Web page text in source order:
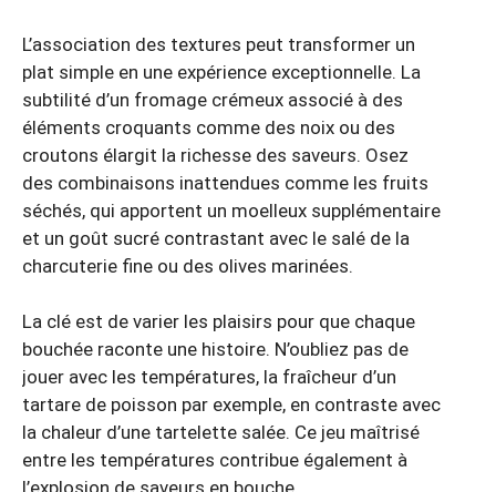
L’association des textures peut transformer un
plat simple en une expérience exceptionnelle. La
subtilité d’un fromage crémeux associé à des
éléments croquants comme des noix ou des
croutons élargit la richesse des saveurs. Osez
des combinaisons inattendues comme les fruits
séchés, qui apportent un moelleux supplémentaire
et un goût sucré contrastant avec le salé de la
charcuterie fine ou des olives marinées.
La clé est de varier les plaisirs pour que chaque
bouchée raconte une histoire. N’oubliez pas de
jouer avec les températures, la fraîcheur d’un
tartare de poisson par exemple, en contraste avec
la chaleur d’une tartelette salée. Ce jeu maîtrisé
entre les températures contribue également à